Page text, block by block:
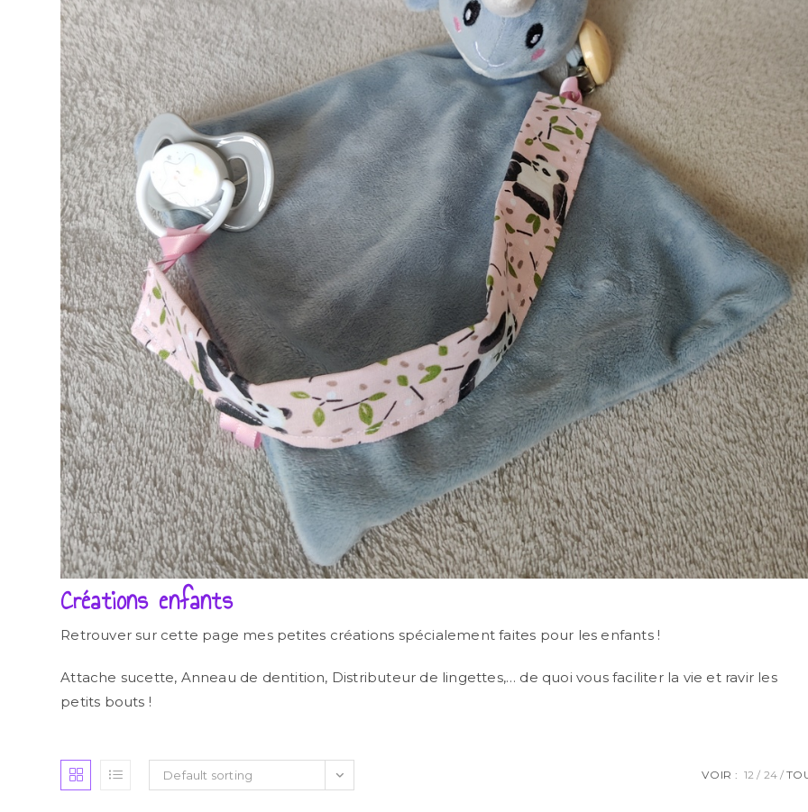
Créations enfants
Retrouver sur cette page mes petites créations spécialement faites pour les enfants !
Attache sucette, Anneau de dentition, Distributeur de lingettes,… de quoi vous faciliter la vie et ravir les
petits bouts !
Default sorting VOIR : 12 24